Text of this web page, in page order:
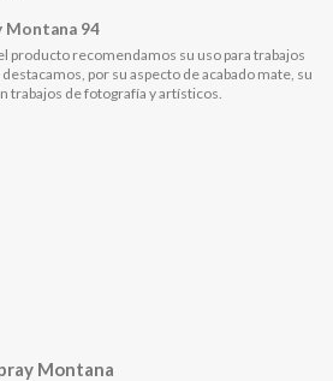
Montana 94
producto recomendamos su uso para trabajos
por su aspecto de acabado mate, su
trabajos de fotografía y artísticos.
Montana